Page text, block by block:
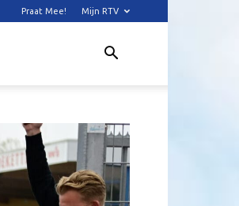
Praat Mee! Mijn RTV